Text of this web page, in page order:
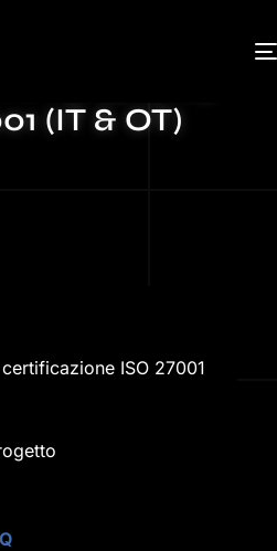
TECNICO
(IT & OT)
ISO 27001